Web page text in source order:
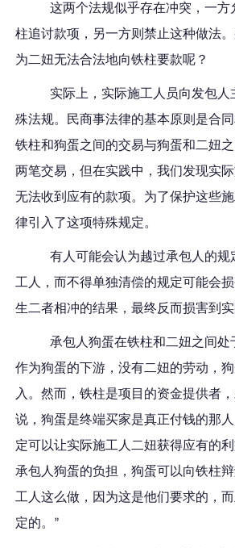
这两个法规似乎存在冲突，一方
柱追讨款项，另一方则禁止这种做法
为二妞无法合法地向铁柱要款呢？
实际上，实际施工人员向发包人
殊法规。
民商事法律的基本原则是合
铁柱和狗蛋之间的交易与狗蛋和二妞
两笔交易 ，但在实践中，我们发现实
无法收到应有的款项。为了保护这些
律引入了这项特殊规定。
有人可能会认为越过承包人的规
工人，而不得单独清偿的规定可能会损
生二者相冲的结果，最终反而损害到
承包人狗蛋在铁柱和二妞之间处
作为狗蛋的下游 ，没有二妞的劳动，
入。然而，铁柱是项目的资金提供者
说，狗蛋是终端买家是真正付钱的那人
定可以让实际施工人 二妞获得应有的
承包人狗蛋的负担，狗蛋可以向铁柱
工人这么做， 因为这是他们要求的，
定的。 ”